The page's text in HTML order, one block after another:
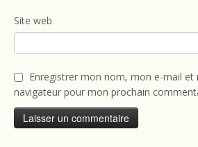
Site web
Enregistrer mon nom, mon e-mail et
navigateur pour mon prochain